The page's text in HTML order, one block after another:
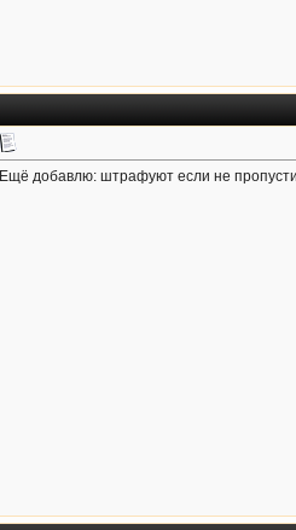
Ещё добавлю: штрафуют если не